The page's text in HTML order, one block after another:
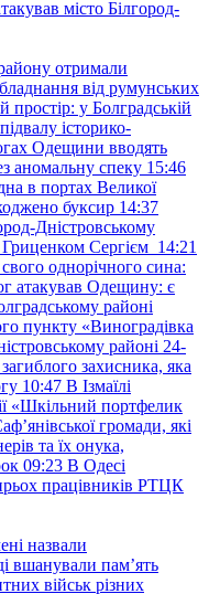
місто Білгород-
отримали
від румунських
у Болградській
історико-
Одещини вводять
аномальну спеку 15:46
в портах Великої
буксир 14:37
Дністровському
Сергієм 14:21
однорічного сина:
атакував Одещину: є
районі
пункту «Виноградівка
районі 24-
захисника, яка
10:47 В Ізмаїлі
«Шкільний портфелик
громади, які
та їх онука,
09:23 В Одесі
працівників РТЦК
назвали
вшанували пам’ять
військ різних